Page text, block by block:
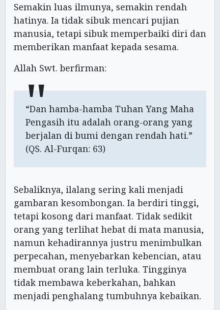
Semakin luas ilmunya, semakin rendah
hatinya. Ia tidak sibuk mencari pujian
manusia, tetapi sibuk memperbaiki diri dan
memberikan manfaat kepada sesama.
Allah Swt. berfirman:
“Dan hamba-hamba Tuhan Yang Maha
Pengasih itu adalah orang-orang yang
berjalan di bumi dengan rendah hati.”
(QS. Al-Furqan: 63)
Sebaliknya, ilalang sering kali menjadi
gambaran kesombongan. Ia berdiri tinggi,
tetapi kosong dari manfaat. Tidak sedikit
orang yang terlihat hebat di mata manusia,
namun kehadirannya justru menimbulkan
perpecahan, menyebarkan kebencian, atau
membuat orang lain terluka. Tingginya
tidak membawa keberkahan, bahkan
menjadi penghalang tumbuhnya kebaikan.